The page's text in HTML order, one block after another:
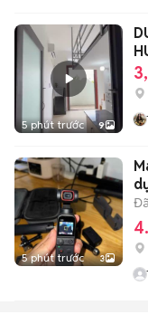
5 phút trước 9
5 phút trước 3